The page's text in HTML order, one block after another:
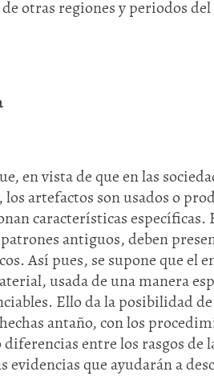
otras regiones y periodos
en vista de que en las
artefactos son usados o
características específicas.
antiguos, deben
Así pues, se supone que el
usada de una manera
Ello da la posibilidad de
antaño, con los
entre los rasgos de
que ayudarán a